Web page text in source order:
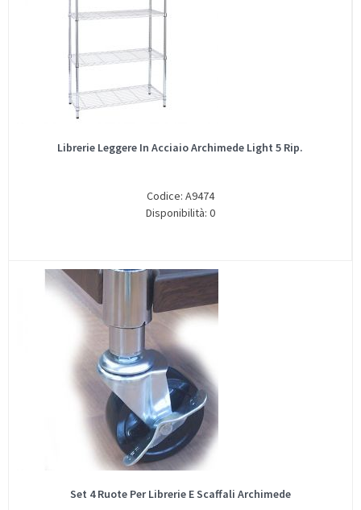
Librerie Leggere In Acciaio Archimede Light 5 Rip.
Codice: A9474
Disponibilità: 0
Set 4 Ruote Per Librerie E Scaffali Archimede